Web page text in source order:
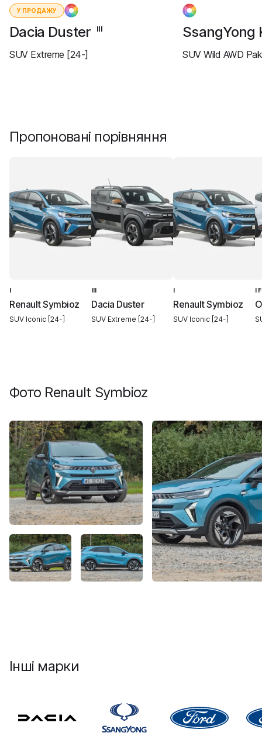
У ПРОДАЖУ
Dacia Duster III
SUV Extreme [24-]
SsangYong
SUV Wild AWD
Пропоновані порівняння
I
Renault Symbioz
SUV Iconic [24-]
III
Dacia Duster
SUV Extreme [24-]
I
Renault Symbioz
SUV Iconic [24-]
I
Фото Renault Symbioz
Інші марки